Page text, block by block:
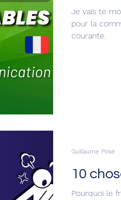
Je vais te
pour la
courante.
10
Pourquoi le
Guillaume Posé